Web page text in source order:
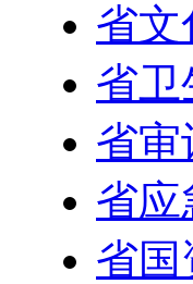
省文
省卫
省审
省应
省国